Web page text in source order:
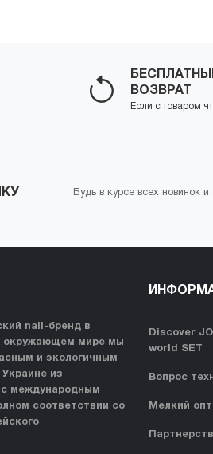
ВОЗВРАТ
Если с товаром
Будь в курсе всех новинок
nail-бренд в
окружающем мире мы
и экологичным
из
с международным
соответствии со
Discover
world SET
Вопрос
Мелкий опт